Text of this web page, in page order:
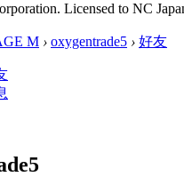
Licensed to NC
M › oxygentrade5 › 好友